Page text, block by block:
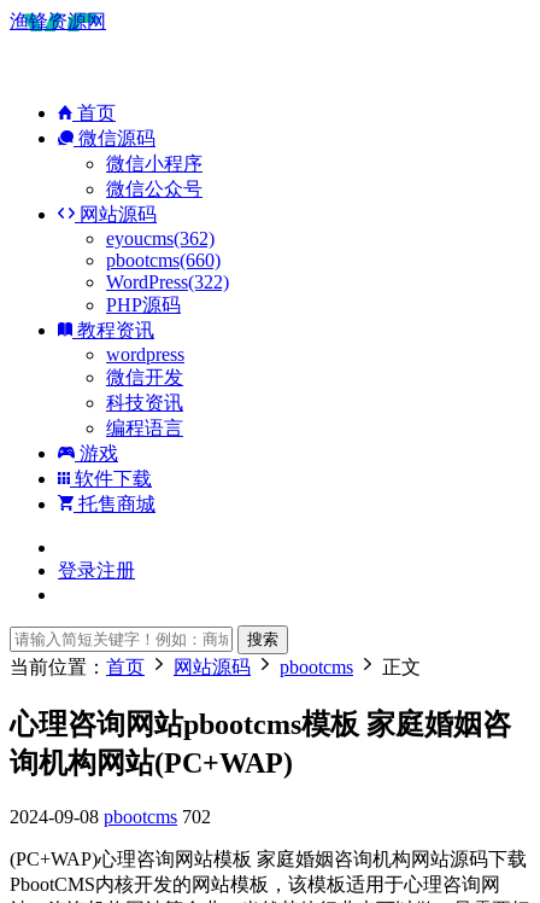
渔锋资源网
首页
微信源码
微信小程序
微信公众号
网站源码
eyoucms(362)
pbootcms(660)
WordPress(322)
PHP源码
教程资讯
wordpress
微信开发
科技资讯
编程语言
游戏
软件下载
托售商城
登录注册
搜索
当前位置： 首页 网站源码 pbootcms 正文
心理咨询网站pbootcms模板 家庭婚姻咨
询机构网站(PC+WAP)
2024-09-08 pbootcms 702
(PC+WAP)心理咨询网站模板 家庭婚姻咨询机构网站源码下载
PbootCMS内核开发的网站模板，该模板适用于心理咨询网